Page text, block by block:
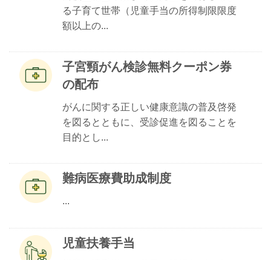
る子育て世帯（児童手当の所得制限限度
額以上の...
子宮頸がん検診無料クーポン券
の配布
がんに関する正しい健康意識の普及啓発
を図るとともに、受診促進を図ることを
目的とし...
難病医療費助成制度
...
児童扶養手当